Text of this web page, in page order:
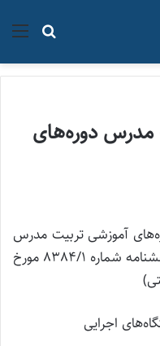
جستجو
مدرس دوره‌های
آموزشی تربیت مدرس
دوره‌های آموزشی کارمندان دولت (بخشنامه شماره 8384/1 مورخ
اجرایی